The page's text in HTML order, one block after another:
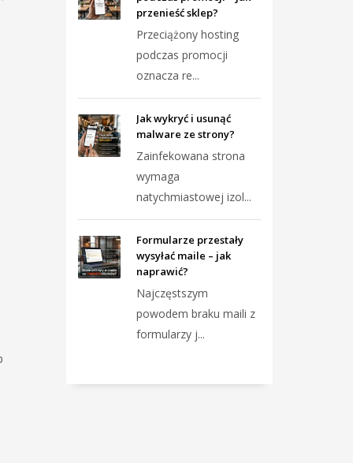
przenieść sklep?
Przeciążony hosting
podczas promocji
oznacza re...
Jak wykryć i usunąć
malware ze strony?
Zainfekowana strona
wymaga
natychmiastowej izol...
Formularze przestały
wysyłać maile – jak
naprawić?
Najczęstszym
powodem braku maili z
formularzy j...